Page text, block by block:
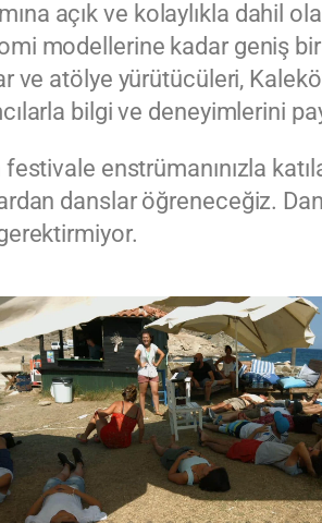
açık ve kolaylıkla dahil
modellerine kadar geniş
ve atölye yürütücüleri,
bilgi ve deneyimlerini
enstrümanınızla
danslar öğreneceğiz.